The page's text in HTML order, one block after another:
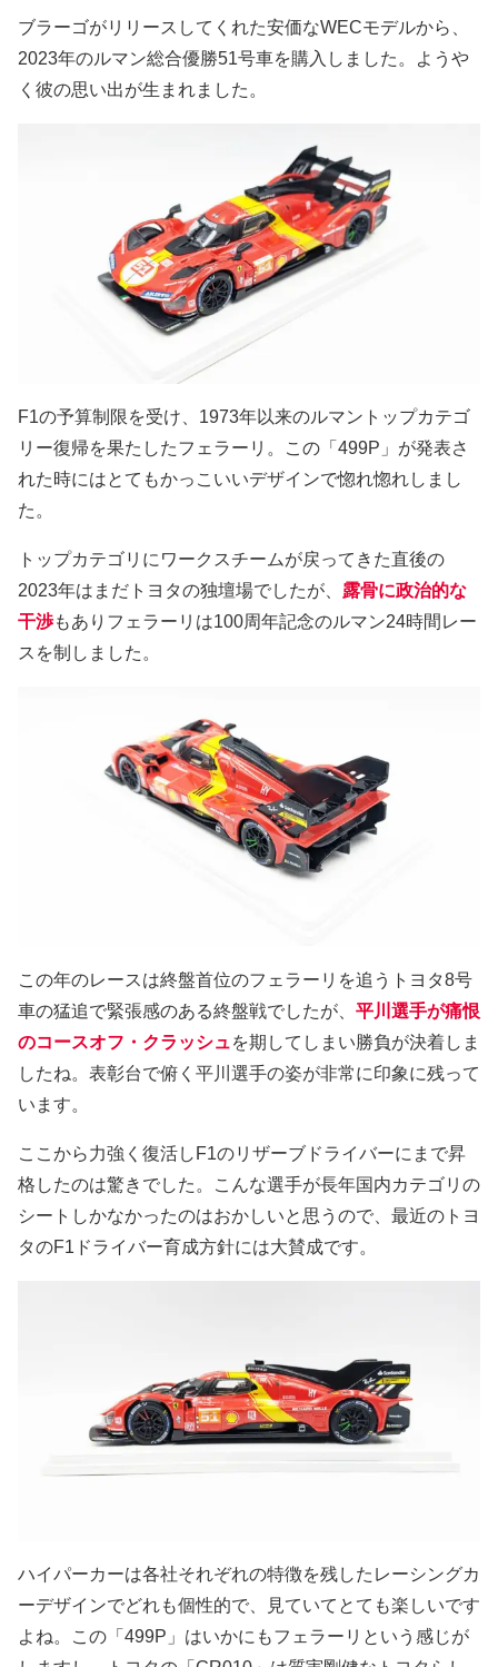
ブラーゴがリリースしてくれた安価なWECモデルから、
2023年のルマン総合優勝51号車を購入しました。ようや
く彼の思い出が生まれました。
F1の予算制限を受け、1973年以来のルマントップカテゴ
リー復帰を果たしたフェラーリ。この「499P」が発表さ
れた時にはとてもかっこいいデザインで惚れ惚れしまし
た。
トップカテゴリにワークスチームが戻ってきた直後の
2023年はまだトヨタの独壇場でしたが、 露骨に政治的な
干渉もありフェラーリは100周年記念のルマン24時間レー
スを制しました。
この年のレースは終盤首位のフェラーリを追うトヨタ8号
車の猛追で緊張感のある終盤戦でしたが、 平川選手が痛恨
のコースオフ・クラッシュを期してしまい勝負が決着しま
したね。表彰台で俯く平川選手の姿が非常に印象に残って
います。
ここから力強く復活しF1のリザーブドライバーにまで昇
格したのは驚きでした。こんな選手が長年国内カテゴリの
シートしかなかったのはおかしいと思うので、最近のトヨ
タのF1ドライバー育成方針には大賛成です。
ハイパーカーは各社それぞれの特徴を残したレーシングカ
ーデザインでどれも個性的で、見ていてとても楽しいです
よね。この「499P」はいかにもフェラーリという感じが